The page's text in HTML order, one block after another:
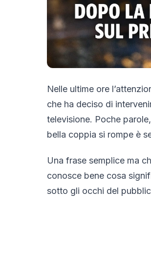
Nelle ultime ore
che ha deciso di
televisione. Poche
bella coppia si rompe è
Una frase semplice ma
conosce bene cosa
sotto gli occhi del